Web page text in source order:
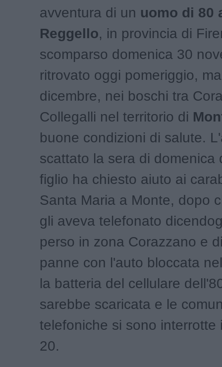
avventura di un uomo di 80
Reggello, in provincia di
scomparso domenica 30
ritrovato oggi pomeriggio,
dicembre, nei boschi tra
Collegalli nel territorio di
buone condizioni di salute.
scattato la sera di domenica
figlio ha chiesto aiuto ai
Santa Maria a Monte, dopo
gli aveva telefonato
perso in zona Corazzano e
panne con l'auto bloccata
la batteria del cellulare
sarebbe scaricata e le
telefoniche si sono interrotte
20.